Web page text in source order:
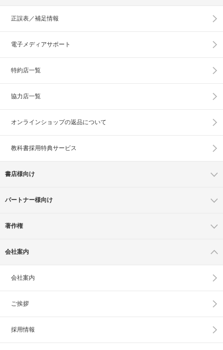
正誤表／補足情報
電子メディアサポート
特約店一覧
協力店一覧
オンラインショップの返品について
教科書採用特典サービス
書店様向け
パートナー様向け
著作権
会社案内
会社案内
ご挨拶
採用情報